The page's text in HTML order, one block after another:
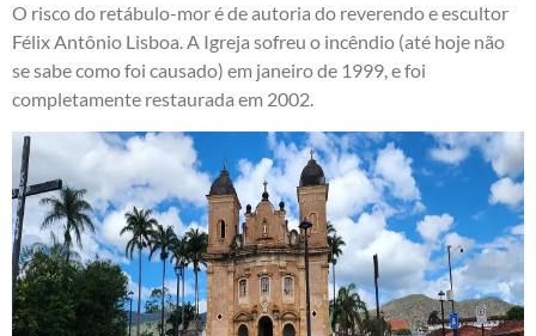
O risco do retábulo-mor é de autoria do reverendo e escultor
Félix Antônio Lisboa. A Igreja sofreu o incêndio (até hoje não
se sabe como foi causado) em janeiro de 1999, e foi
completamente restaurada em 2002.